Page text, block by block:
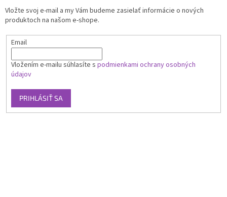
Vložte svoj e-mail a my Vám budeme zasielať informácie o nových
produktoch na našom e-shope.
Email
Vložením e-mailu súhlasíte s podmienkami ochrany osobných
údajov
PRIHLÁSIŤ SA